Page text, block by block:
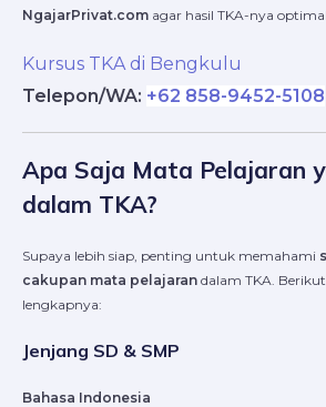
NgajarPrivat.com agar hasil TKA-nya
Kursus TKA di Bengkulu
Telepon/WA: +62 858-9452-5108
Apa Saja Mata Pelajaran
dalam TKA?
Supaya lebih siap, penting untuk memahami
cakupan mata pelajaran dalam TKA.
lengkapnya:
Jenjang SD & SMP
Bahasa Indonesia